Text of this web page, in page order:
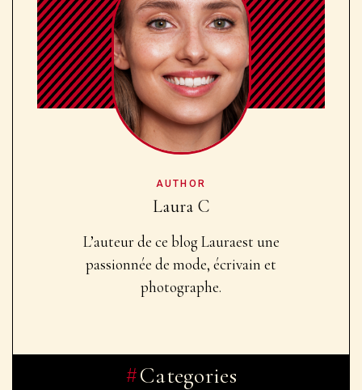
AUTHOR
Laura C
L’auteur de ce blog Lauraest une
passionnée de mode, écrivain et
photographe.
Categories